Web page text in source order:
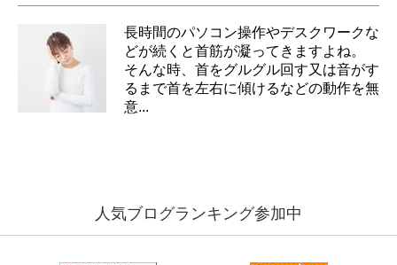
長時間のパソコン操作やデスクワークな
どが続くと首筋が凝ってきますよね。
そんな時、首をグルグル回す又は音がす
るまで首を左右に傾けるなどの動作を無
意...
人気ブログランキング参加中